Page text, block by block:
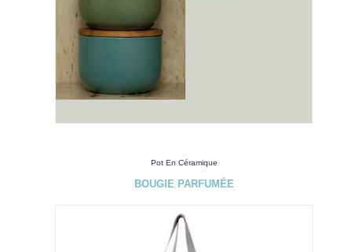
Pot En Céramique
BOUGIE PARFUMÉE